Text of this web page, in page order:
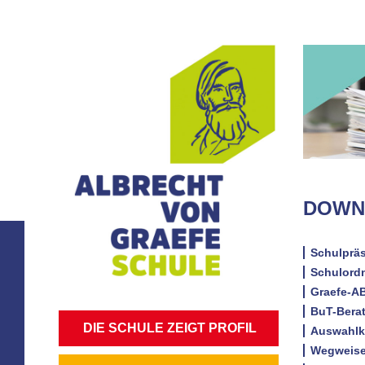
Graefe-
BuT-
NAVIGATION
ÜBERSPRINGEN
DIE SCHULE ZEIGT PROFIL